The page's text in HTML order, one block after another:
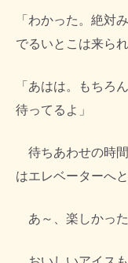
「わかった。絶対
でるいとこは来ら
「あはは。もちろ
待ってるよ」
待ちあわせの時
はエレベーターへ
あ～、楽しかった